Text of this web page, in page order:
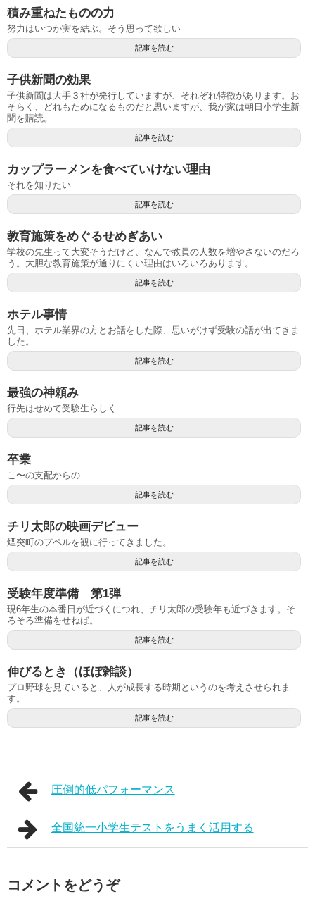
積み重ねたものの力
努力はいつか実を結ぶ。そう思って欲しい
記事を読む
子供新聞の効果
子供新聞は大手３社が発行していますが、それぞれ特徴があります。お
そらく、どれもためになるものだと思いますが、我が家は朝日小学生新
聞を購読。
記事を読む
カップラーメンを食べていけない理由
それを知りたい
記事を読む
教育施策をめぐるせめぎあい
学校の先生って大変そうだけど、なんで教員の人数を増やさないのだろ
う。大胆な教育施策が通りにくい理由はいろいろあります。
記事を読む
ホテル事情
先日、ホテル業界の方とお話をした際、思いがけず受験の話が出てきま
した。
記事を読む
最強の神頼み
行先はせめて受験生らしく
記事を読む
卒業
こ〜の支配からの
記事を読む
チリ太郎の映画デビュー
煙突町のプペルを観に行ってきました。
記事を読む
受験年度準備 第1弾
現6年生の本番日が近づくにつれ、チリ太郎の受験年も近づきます。そ
ろそろ準備をせねば。
記事を読む
伸びるとき（ほぼ雑談）
プロ野球を見ていると、人が成長する時期というのを考えさせられま
す。
記事を読む
圧倒的低パフォーマンス
全国統一小学生テストをうまく活用する
コメントをどうぞ